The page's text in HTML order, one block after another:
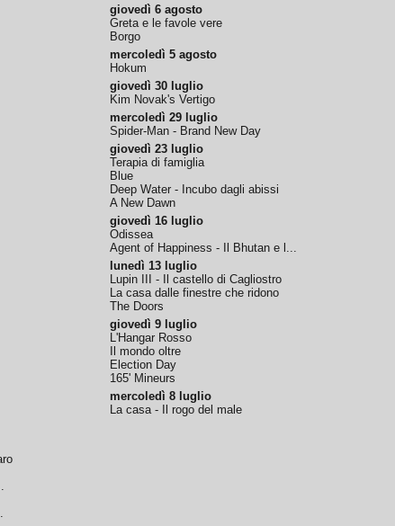
giovedì 6 agosto
Greta e le favole vere
Borgo
mercoledì 5 agosto
Hokum
giovedì 30 luglio
Kim Novak's Vertigo
mercoledì 29 luglio
Spider-Man - Brand New Day
giovedì 23 luglio
Terapia di famiglia
Blue
Deep Water - Incubo dagli abissi
A New Dawn
giovedì 16 luglio
Odissea
Agent of Happiness - Il Bhutan e l...
lunedì 13 luglio
Lupin III - Il castello di Cagliostro
La casa dalle finestre che ridono
The Doors
giovedì 9 luglio
L'Hangar Rosso
Il mondo oltre
Election Day
165' Mineurs
mercoledì 8 luglio
La casa - Il rogo del male